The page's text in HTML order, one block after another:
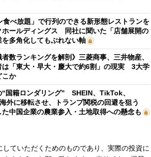
食べ放題」で行列のできる新形態レストランを
ホールディングス 同社に聞いた「店舗展開の
多角化してもぶれない軸
者数ランキングを解剖》三菱商事、三井物産、
は「東大・早大・慶大で約6割」の現実 3大学
こか
国籍ロンダリング” SHEIN、TikTok、
外に移転させ、トランプ関税の回避を狙う
中国企業の農業参入・土地取得への懸念も
ていただくためのものであり、実際の投資に